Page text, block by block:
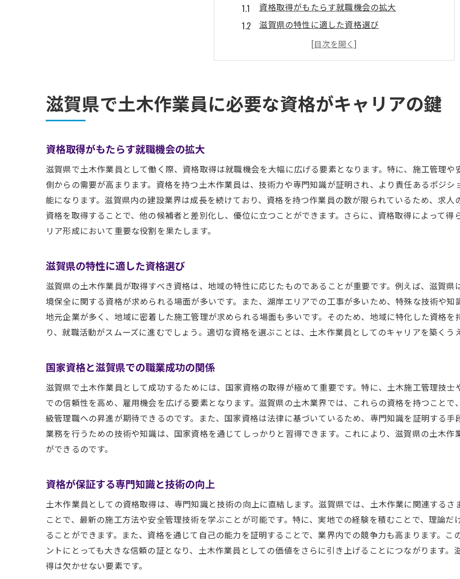
資格取得がもたらす就職機会の拡大
滋賀県の特性に適した資格選び
国家資格と滋賀県での職業成功の関係
資格が保証する専門知識と技術の向上
資格が示す土木作業員の専門性
土木作業員としての信頼性を高める資格の重要性
地域社会からの信頼を得るための資格
プロジェクト成功に必要な資格の役割
安全な作業環境を構築するための資格
資格取得による土木作業員の評価向上
施工管理技士資格で地域に貢献する
資格による施工計画の効率化
滋賀県でのプロジェクト管理に必要な要素
施工管理技士が土木作業員にとって重要な理由
地域の安全を支える資格取得者の役割
事故を未然に防ぐための安全管理の知識
資格がもたらす地域社会への信頼
安全管理能力の向上がもたらす社会貢献
資格によるキャリアパスの選択肢
滋賀県特有のプロジェクトへの参加資格
資格取得で実現する新たな挑戦
滋賀県で土木作業員に必要な資格がキャリアの鍵
資格取得がもたらす就職機会の拡大
滋賀県で土木作業員として働く際、資格取得は就職機会を大幅に広げる要素となります。特に、施工管理
側からの需要が高まります。資格を持つ土木作業員は、技術力や専門知識が証明され、より責任あるポジ
能になります。滋賀県内の建設業界は成長を続けており、資格を持つ作業員の数が限られているため、求人
資格を取得することで、他の候補者と差別化し、優位に立つことができます。さらに、資格取得によって得
リア形成において重要な役割を果たします。
滋賀県の特性に適した資格選び
滋賀県の土木作業員が取得すべき資格は、地域の特性に応じたものであることが重要です。例えば、滋賀
境保全に関する資格が求められる場面が多いです。また、湖岸エリアでの工事が多いため、特殊な技術や
地元企業が多く、地域に密着した施工管理が求められる場面も多いです。そのため、地域に特化した資格
り、就職活動がスムーズに進むでしょう。適切な資格を選ぶことは、土木作業員としてのキャリアを築くう
国家資格と滋賀県での職業成功の関係
滋賀県で土木作業員として成功するためには、国家資格の取得が極めて重要です。特に、土木施工管理技
での信頼性を高め、雇用機会を広げる要素となります。滋賀県の土木業界では、これらの資格を持つこと
級管理職への昇進が期待できるのです。また、国家資格は法律に基づいているため、専門知識を証明する手
業務を行うための技術や知識は、国家資格を通じてしっかりと習得できます。これにより、滋賀県の土木
ができるのです。
資格が保証する専門知識と技術の向上
土木作業員としての資格取得は、専門知識と技術の向上に直結します。滋賀県では、土木作業に関連する
ことで、最新の施工方法や安全管理技術を学ぶことが可能です。特に、実地での経験を積むことで、理論
ることができます。また、資格を通じて自己の能力を証明することで、業界内での競争力も高まります。
ントにとっても大きな信頼の証となり、土木作業員としての価値をさらに引き上げることにつながります。
得は欠かせない要素です。